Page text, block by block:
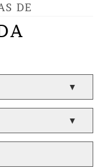
DE
▼
▼